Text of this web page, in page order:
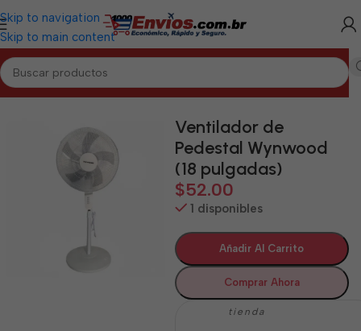
Skip to navigation
Skip to main content
Inicio/GUANTÁNAMO/Electrodomésticos Guantánamo
Ventilador de
Pedestal Wynwood
(18 pulgadas)
$52.00
1 disponibles
Añadir Al Carrito
Comprar Ahora
tienda